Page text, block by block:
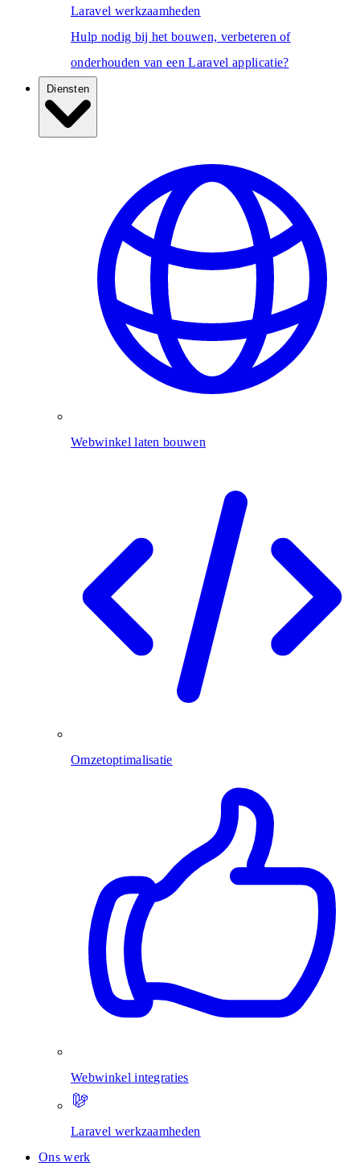
Laravel werkzaamheden
Hulp nodig bij het bouwen, verbeteren of
onderhouden van een Laravel applicatie?
Diensten
Webwinkel laten bouwen
Omzetoptimalisatie
Webwinkel integraties
Laravel werkzaamheden
Ons werk